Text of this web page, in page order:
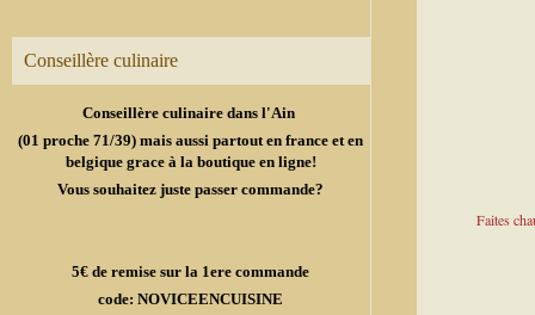
Conseillère culinaire
Conseillère culinaire dans l'Ain
(01 proche 71/39) mais aussi partout en france et en
belgique grace à la boutique en ligne!
Vous souhaitez juste passer commande?
5€ de remise sur la 1ere commande
code: NOVICEENCUISINE
Faites